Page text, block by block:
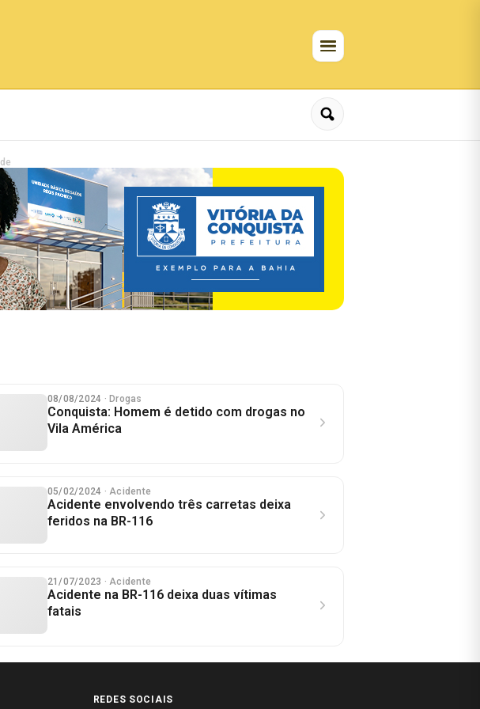
08/08/2024 · Drogas
Conquista: Homem é detido com drogas no
Vila América
05/02/2024 · Acidente
Acidente envolvendo três carretas deixa
feridos na BR-116
21/07/2023 · Acidente
Acidente na BR-116 deixa duas vítimas
fatais
REDES SOCIAIS